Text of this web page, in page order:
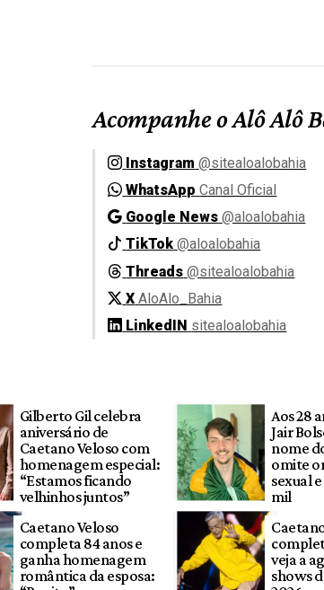
Acompanhe o Alô Alô
Instagram @sitealoalobahia
WhatsApp Canal Oficial
Google News @aloalobahia
TikTok @aloalobahia
Threads @sitealoalobahia
X AloAlo_Bahia
LinkedIN sitealoalobahia
Gilberto Gil celebra
aniversário de
Caetano Veloso com
homenagem especial:
“Estamos ficando
velhinhos juntos”
Aos 28
Jair
nome
omite
sexual
mil
Caetano Veloso
completa 84 anos e
ganha homenagem
romântica da esposa:
veja a
shows